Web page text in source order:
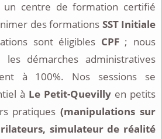
un centre de formation certifié
des formations SST Initiale
sont éligibles CPF; nous
démarches administratives
à 100%. Nos sessions se
à Le Petit-Quevilly en petits
pratiques(manipulations sur
simulateur de réalité